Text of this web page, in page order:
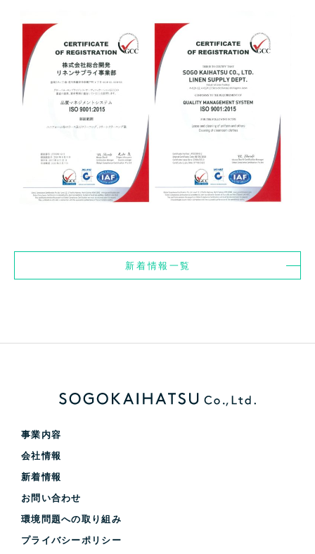
新着情報一覧
事業内容
会社情報
新着情報
お問い合わせ
環境問題への取り組み
プライバシーポリシー